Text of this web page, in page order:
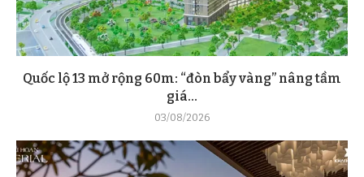
Quốc lộ 13 mở rộng 60m: “đòn bẩy vàng” nâng tầm
giá...
03/08/2026